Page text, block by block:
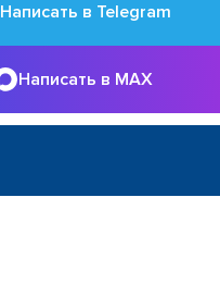
Написать в Telegram
Написать в MAX